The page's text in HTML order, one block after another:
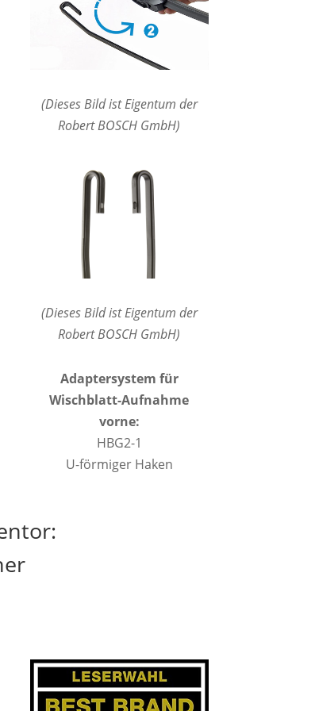
(Dieses Bild ist Eigentum der
Robert BOSCH GmbH)
(Dieses Bild ist Eigentum der
Robert BOSCH GmbH)
Adaptersystem für
Wischblatt-Aufnahme
vorne:
HBG2-1
U-förmiger Haken